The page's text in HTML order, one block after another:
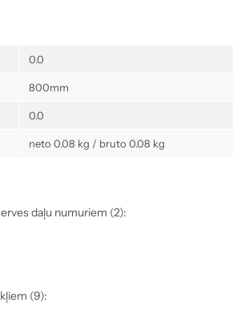
0.0
800mm
0.0
neto 0.08 kg / bruto 0.08 kg
daļu numuriem (2):
(9):